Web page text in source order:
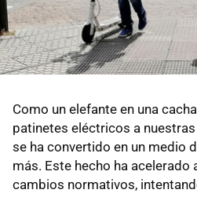
Como un elefante en una
patinetes eléctricos a
se ha convertido en un medio
más. Este hecho ha
cambios normativos,